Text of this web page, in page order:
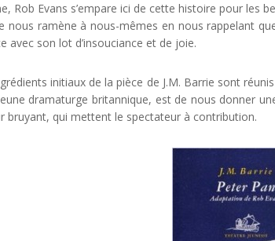
Rob Evans s’empare ici de cette histoire pour les
nous ramène à nous-mêmes en nous rappelant
avec son lot d’insouciance et de joie.
initiaux de la pièce de J.M. Barrie sont
dramaturge britannique, est de nous donner
bruyant, qui mettent le spectateur à contribution.